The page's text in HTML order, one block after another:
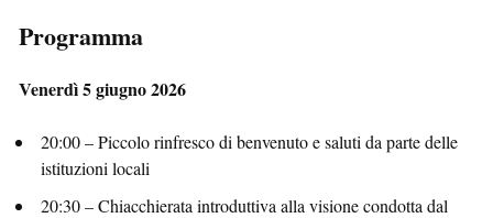
Programma
Venerdì 5 giugno 2026
20:00 – Piccolo rinfresco di benvenuto e saluti da parte delle
istituzioni locali
20:30 – Chiacchierata introduttiva alla visione condotta dal